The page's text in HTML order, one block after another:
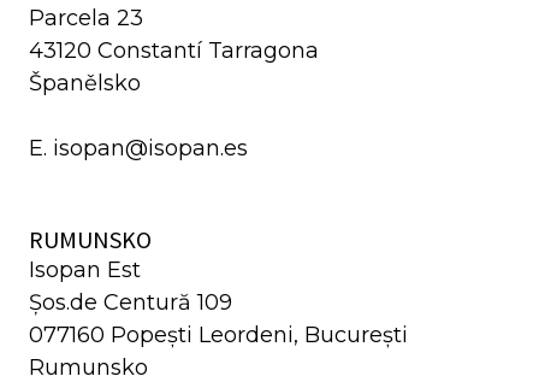
Parcela 23
43120 Constantí Tarragona
Španělsko
E. isopan@isopan.es
RUMUNSKO
Isopan Est
Șos.de Centură 109
077160 Popești Leordeni, București
Rumunsko